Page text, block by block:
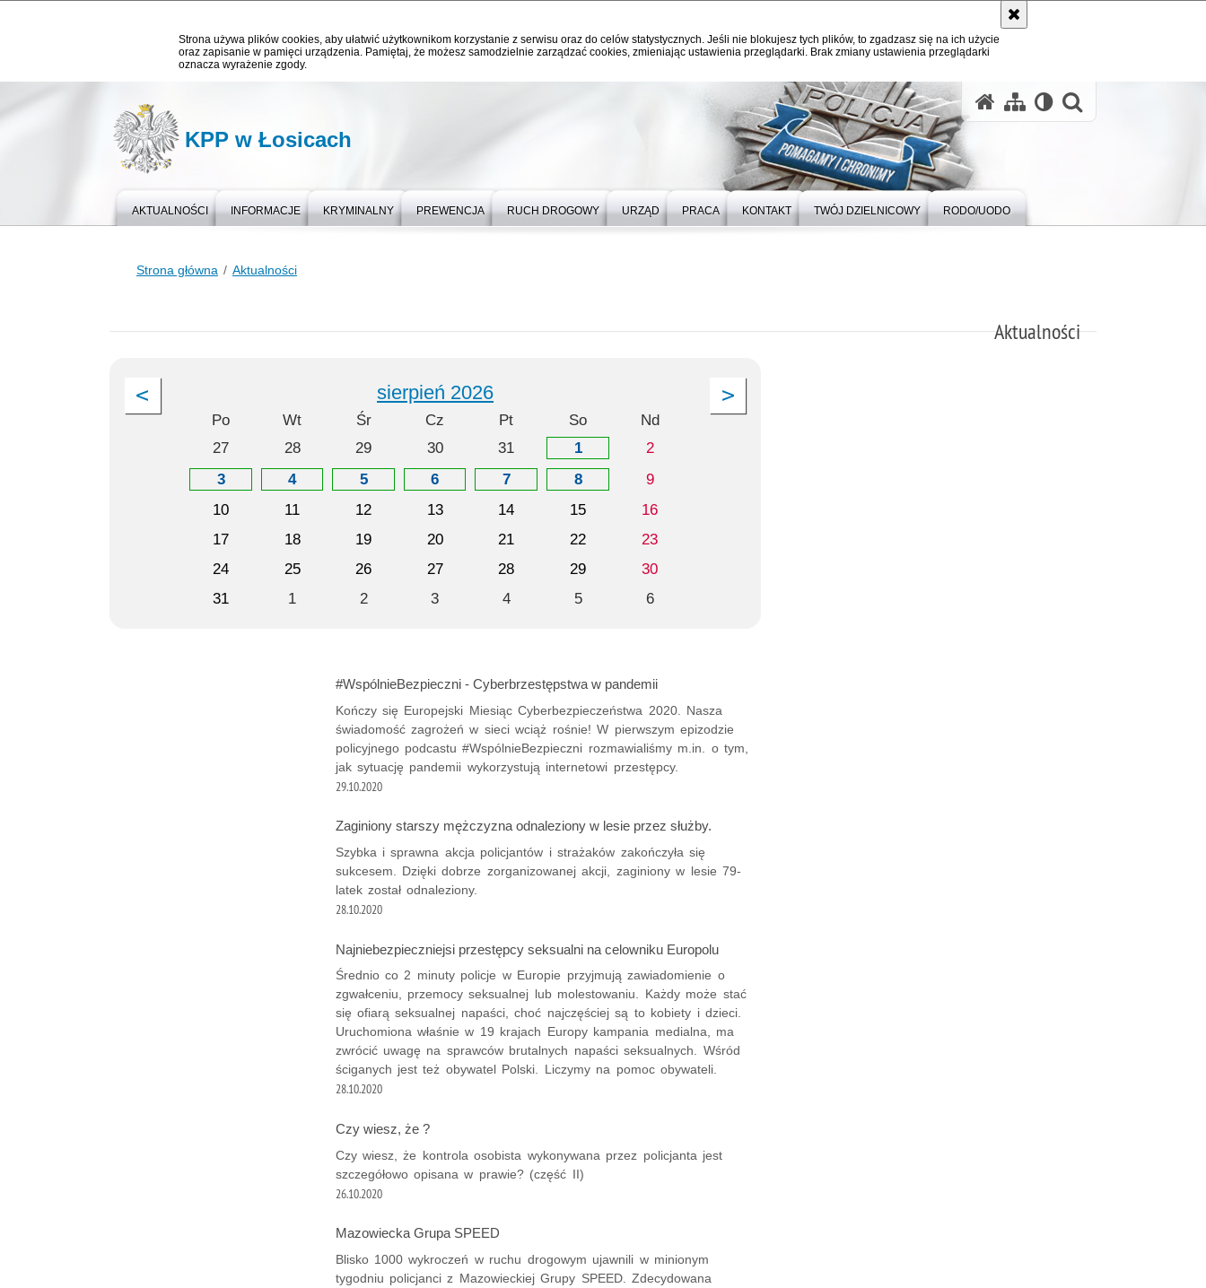
Strona używa plików cookies, aby ułatwić użytkownikom korzystanie z serwisu oraz do celów statystycznych. Jeśli nie blokujesz tych plików, to zgadzasz się na ich użycie
oraz zapisanie w pamięci urządzenia. Pamiętaj, że możesz samodzielnie zarządzać cookies, zmieniając ustawienia przeglądarki. Brak zmiany ustawienia przeglądarki
oznacza wyrażenie zgody.
KPP w Łosicach
AKTUALNOŚCI INFORMACJE KRYMINALNY PREWENCJA RUCH DROGOWY URZĄD PRACA KONTAKT TWÓJ DZIELNICOWY RODO/UODO
Strona główna Aktualności
Aktualności
sierpień 2026
Po Wt Śr Cz Pt So
Nd
27
28 29 30 31 1
2
3
4 5 6 7 8
9
10
11 12 13 14 15
16
17
18 19 20 21 22
23
24
25 26 27 28 29
30
31
1 2 3 4 5 6
#WspólnieBezpieczni - Cyberbrzestępstwa w pandemii
Kończy się Europejski Miesiąc Cyberbezpieczeństwa 2020. Nasza
świadomość zagrożeń w sieci wciąż rośnie! W pierwszym epizodzie
policyjnego podcastu #WspólnieBezpieczni rozmawialiśmy m.in. o tym,
jak sytuację pandemii wykorzystują internetowi przestępcy.
29.10.2020
Zaginiony starszy mężczyzna odnaleziony w lesie przez służby.
Szybka i sprawna akcja policjantów i strażaków zakończyła się
sukcesem. Dzięki dobrze zorganizowanej akcji, zaginiony w lesie 79-
latek został odnaleziony.
28.10.2020
Najniebezpieczniejsi przestępcy seksualni na celowniku Europolu
Średnio co 2 minuty policje w Europie przyjmują zawiadomienie o
zgwałceniu, przemocy seksualnej lub molestowaniu. Każdy może stać
się ofiarą seksualnej napaści, choć najczęściej są to kobiety i dzieci.
Uruchomiona właśnie w 19 krajach Europy kampania medialna, ma
zwrócić uwagę na sprawców brutalnych napaści seksualnych. Wśród
ściganych jest też obywatel Polski. Liczymy na pomoc obywateli.
28.10.2020
Czy wiesz, że ?
Czy wiesz, że kontrola osobista wykonywana przez policjanta jest
szczegółowo opisana w prawie? (część II)
26.10.2020
Mazowiecka Grupa SPEED
Blisko 1000 wykroczeń w ruchu drogowym ujawnili w minionym
tygodniu policjanci z Mazowieckiej Grupy SPEED. Zdecydowana